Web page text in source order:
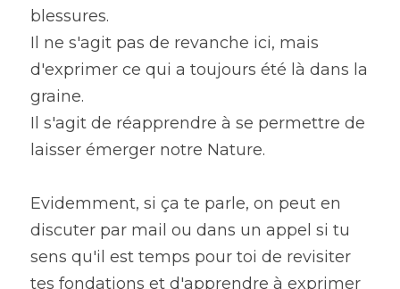
blessures.
Il ne s'agit pas de revanche ici, mais
d'exprimer ce qui a toujours été là dans la
graine.
Il s'agit de réapprendre à se permettre de
laisser émerger notre Nature.
Evidemment, si ça te parle, on peut en
discuter par mail ou dans un appel si tu
sens qu'il est temps pour toi de revisiter
tes fondations et d'apprendre à exprimer